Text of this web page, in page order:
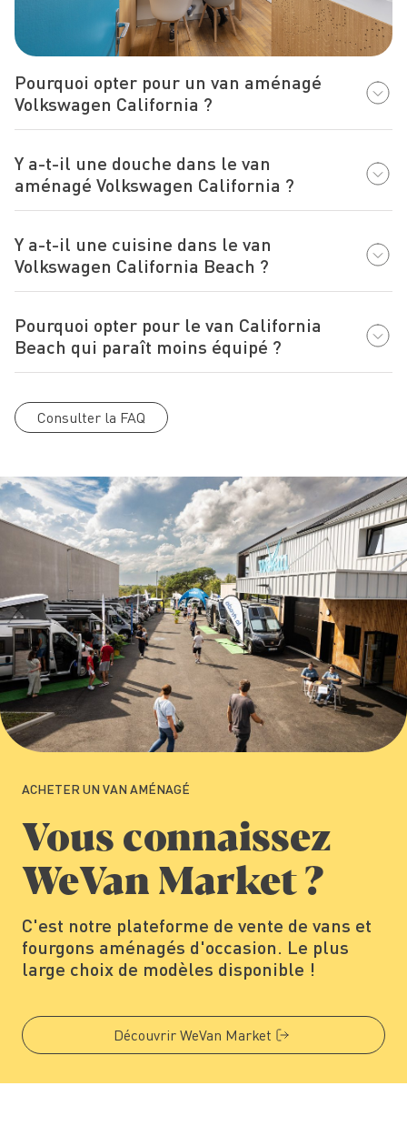
Pourquoi opter pour un van aménagé
Volkswagen California ?
Y a-t-il une douche dans le van
aménagé Volkswagen California ?
Y a-t-il une cuisine dans le van
Volkswagen California Beach ?
Pourquoi opter pour le van California
Beach qui paraît moins équipé ?
Consulter la FAQ
ACHETER UN VAN AMÉNAGÉ
Vous connaissez
WeVan Market ?
C'est notre plateforme de vente de vans et
fourgons aménagés d'occasion. Le plus
large choix de modèles disponible !
Découvrir WeVan Market